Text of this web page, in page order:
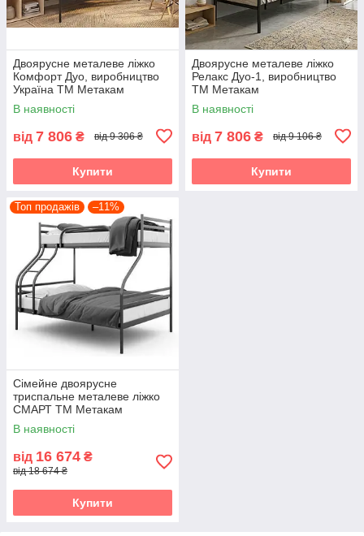
Двоярусне металеве ліжко
Комфорт Дуо, виробництво
Україна ТМ Метакам
В наявності
від 7 806 ₴ від 9 306 ₴
Купити
Двоярусне металеве ліжко
Релакс Дуо-1, виробництво
ТМ Метакам
В наявності
від 7 806 ₴ від 9 106 ₴
Купити
Топ продажів –11%
Сімейне двоярусне
триспальне металеве ліжко
СМАРТ ТМ Метакам
В наявності
від 16 674 ₴
від 18 674 ₴
Купити